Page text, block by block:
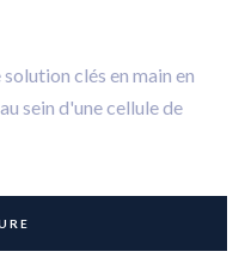
clés en main en
sein d'une cellule de